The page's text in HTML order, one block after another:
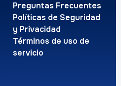
Preguntas Frecuentes
Políticas de Seguridad
y Privacidad
Términos de uso de
servicio